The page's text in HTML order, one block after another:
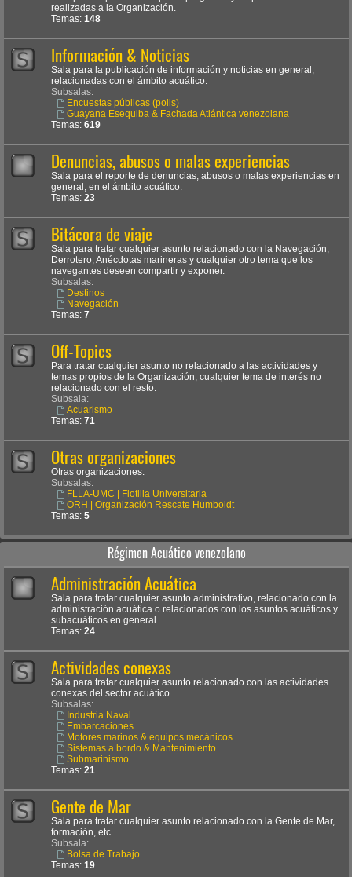
realizadas a la Organización.
Temas: 148
Información & Noticias
Sala para la publicación de información y noticias en general,
relacionadas con el ámbito acuático.
Subsalas:
Encuestas públicas (polls)
Guayana Esequiba & Fachada Atlántica venezolana
Temas: 619
Denuncias, abusos o malas experiencias
Sala para el reporte de denuncias, abusos o malas experiencias en
general, en el ámbito acuático.
Temas: 23
Bitácora de viaje
Sala para tratar cualquier asunto relacionado con la Navegación,
Derrotero, Anécdotas marineras y cualquier otro tema que los
navegantes deseen compartir y exponer.
Subsalas:
Destinos
Navegación
Temas: 7
Off-Topics
Para tratar cualquier asunto no relacionado a las actividades y
temas propios de la Organización; cualquier tema de interés no
relacionado con el resto.
Subsala:
Acuarismo
Temas: 71
Otras organizaciones
Otras organizaciones.
Subsalas:
FLLA-UMC | Flotilla Universitaria
ORH | Organización Rescate Humboldt
Temas: 5
Régimen Acuático venezolano
Administración Acuática
Sala para tratar cualquier asunto administrativo, relacionado con la
administración acuática o relacionados con los asuntos acuáticos y
subacuáticos en general.
Temas: 24
Actividades conexas
Sala para tratar cualquier asunto relacionado con las actividades
conexas del sector acuático.
Subsalas:
Industria Naval
Embarcaciones
Motores marinos & equipos mecánicos
Sistemas a bordo & Mantenimiento
Submarinismo
Temas: 21
Gente de Mar
Sala para tratar cualquier asunto relacionado con la Gente de Mar,
formación, etc.
Subsala:
Bolsa de Trabajo
Temas: 19